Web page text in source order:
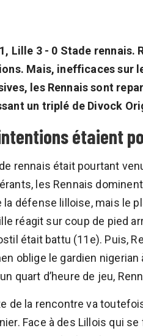
Lille 3 - 0 Stade rennais.
Mais, inefficaces sur
les Rennais sont
un triplé de Divock
étaient
rennais était pourtant
les Rennais
la défense lilloise, mais le
réagit sur coup de pied
était battu (11e). Puis,
oblige le gardien
quart d’heure de jeu,
de la rencontre va
Face à des Lillois qui